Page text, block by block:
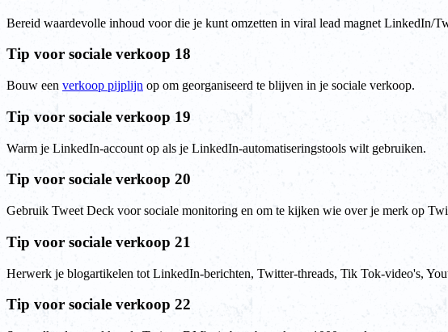
Bereid waardevolle inhoud voor die je kunt omzetten in viral lead magnet LinkedIn/
Tip voor sociale verkoop 18
Bouw een verkoop pijplijn op om georganiseerd te blijven in je sociale verkoop.
Tip voor sociale verkoop 19
Warm je LinkedIn-account op als je LinkedIn-automatiseringstools wilt gebruiken.
Tip voor sociale verkoop 20
Gebruik Tweet Deck voor sociale monitoring en om te kijken wie over je merk op
Tip voor sociale verkoop 21
Herwerk je blogartikelen tot LinkedIn-berichten, Twitter-threads, Tik Tok-video's,
Tip voor sociale verkoop 22